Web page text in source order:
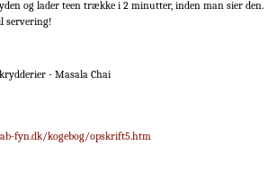
og lader teen trække i 2 minutter, inden man sier den.
servering!
- Masala Chai
fyn.dk/kogebog/opskrift5.htm